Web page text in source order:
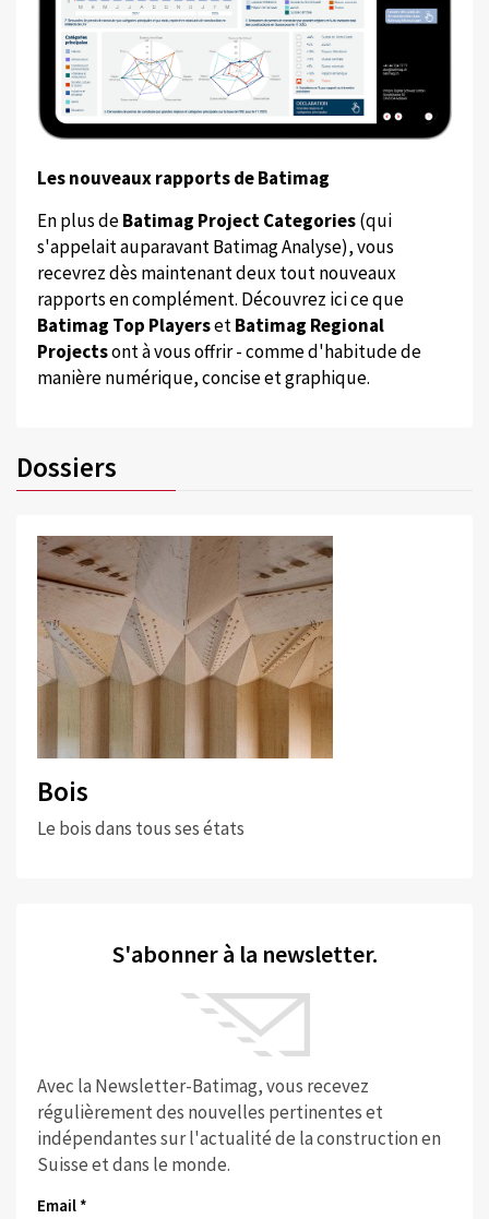
Les nouveaux rapports de Batimag
En plus deBatimag Project Categories(qui
s'appelait auparavant Batimag Analyse), vous
recevrez dès maintenant deux tout nouveaux
rapports en complément. Découvrez ici ce que
Batimag Top PlayersetBatimag Regional
Projectsont à vous offrir - comme d'habitude de
manière numérique, concise et graphique.
Dossiers
Bois
Le bois dans tous ses états
S'abonner à la newsletter.
Avec la Newsletter-Batimag, vous recevez
régulièrement des nouvelles pertinentes et
indépendantes sur l'actualité de la construction en
Suisse et dans le monde.
Email *